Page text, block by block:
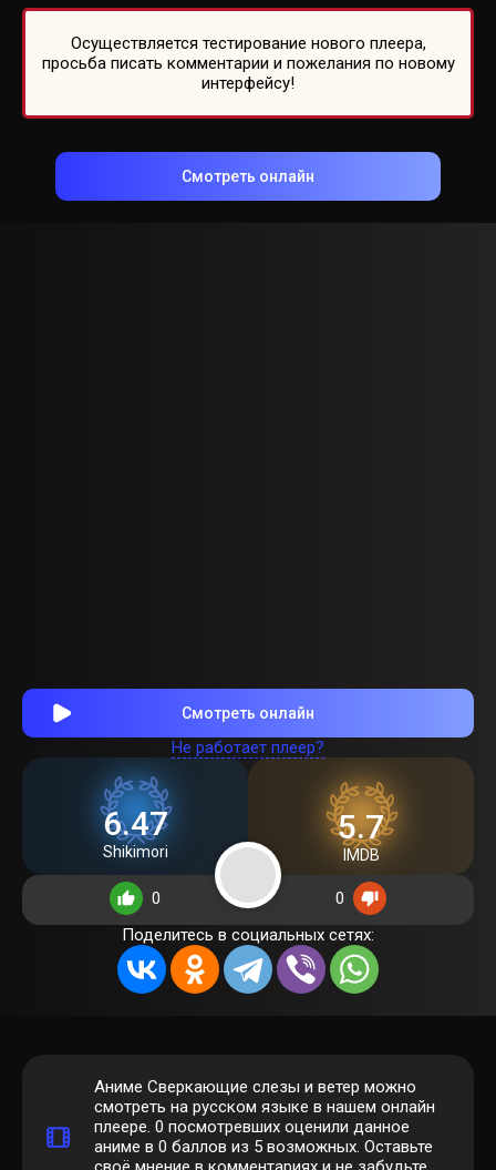
Осуществляется тестирование нового плеера,
просьба писать комментарии и пожелания по новому
интерфейсу!
Смотреть онлайн
Смотреть онлайн
Не работает плеер?
6.47
Shikimori
5.7
IMDB
0
0
Поделитесь в социальных сетях:
Аниме Сверкающие слезы и ветер можно
смотреть на русском языке в нашем онлайн
плеере. 0 посмотревших оценили данное
аниме в 0 баллов из 5 возможных. Оставьте